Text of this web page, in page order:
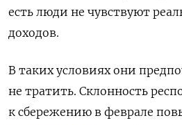
есть люди не чувствуют
доходов.
В таких условиях они
не тратить. Склонность
к сбережению в феврале